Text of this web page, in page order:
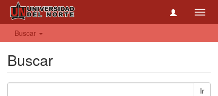
Buscar
Buscar
Ir